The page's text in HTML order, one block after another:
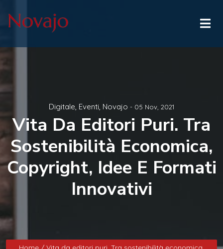
Digitale, Eventi, Novajo - 05 Nov, 2021
Vita Da Editori Puri. Tra
Sostenibilità Economica,
Copyright, Idee E Formati
Innovativi